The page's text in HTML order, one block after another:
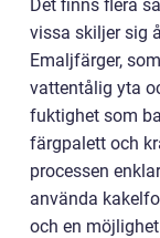
Det finns flera
vissa skiljer sig
Emaljfärger,
vattentålig yta
fuktighet som
färgpalett och
processen
använda
och en